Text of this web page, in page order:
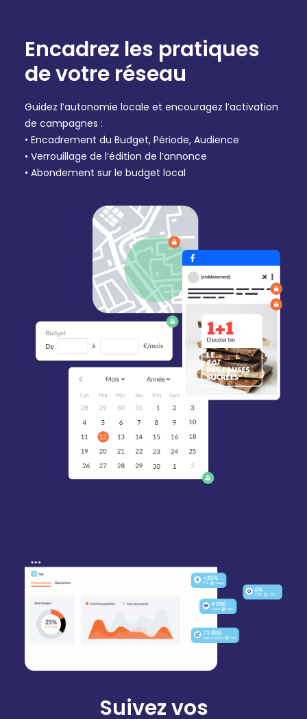
Encadrez les pratiques
de votre réseau
Guidez l’autonomie locale et encouragez l’activation
de campagnes :
• Encadrement du Budget, Période, Audience
• Verrouillage de l’édition de l’annonce
• Abondement sur le budget local
Suivez vos